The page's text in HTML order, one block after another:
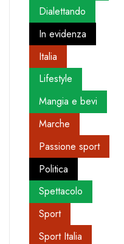
Dialettando
In evidenza
Italia
Lifestyle
Mangia e bevi
Marche
Passione sport
Politica
Spettacolo
Sport
Sport Italia